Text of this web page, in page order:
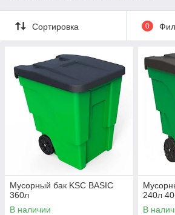
Сортировка 0
Мусорный бак KSC BASIC
360л
В наличии
240л
В